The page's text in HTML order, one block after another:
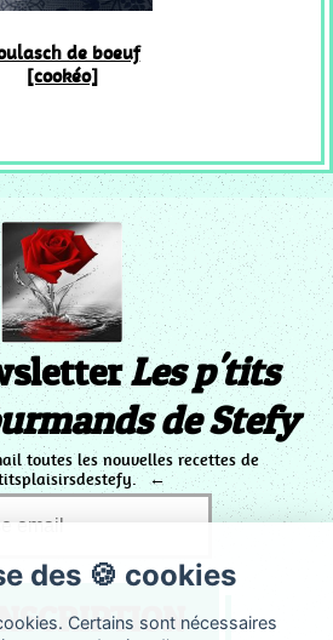
de boeuf
[cookéo]
Les p'tits
de Stefy
toutes les nouvelles recettes de
des 🍪 cookies
Certains sont nécessaires